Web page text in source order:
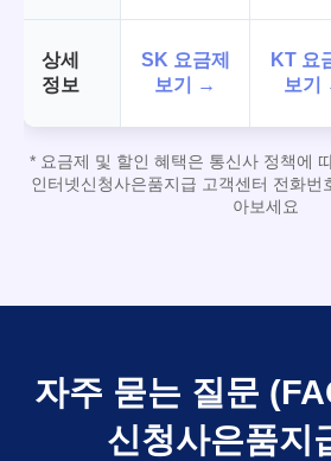
상세
정보
SK 요금제
보기 →
KT 요
보기
* 요금제 및 할인 혜택은 통신사 정책에
인터넷신청사은품지급 고객센터 전화
아보세요
자주 묻는 질문
신청사은품지